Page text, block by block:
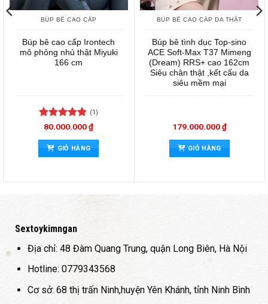
BÚP BÊ CAO CẤP
Búp bê cao cấp Irontech
mô phỏng nhủ thật Miyuki
166 cm
Được xếp
sao
(1)
80.000.000₫
GIỎ HÀNG
BÚP BÊ CAO CẤP DA THẬT
Búp bê tình dục Top-sino
ACE Soft-Max T37 Mimeng
(Dream) RRS+ cao 162cm
Siêu chân thật ,kết cấu da
siêu mềm mại
179.000.000₫
GIỎ HÀNG
Sextoykimngan
Địa chỉ: 48 Đàm Quang Trung, quận Long Biên, Hà Nội
Hotline: 0779343568
Cơ sở: 68 thị trấn Ninh,huyện Yên Khánh, tỉnh Ninh Bình